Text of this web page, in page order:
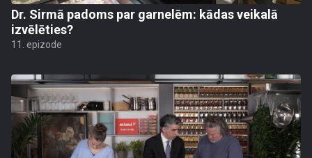
Dr. Sirmā padoms par garnelēm: kādas veikalā
izvēlēties?
11. epizode